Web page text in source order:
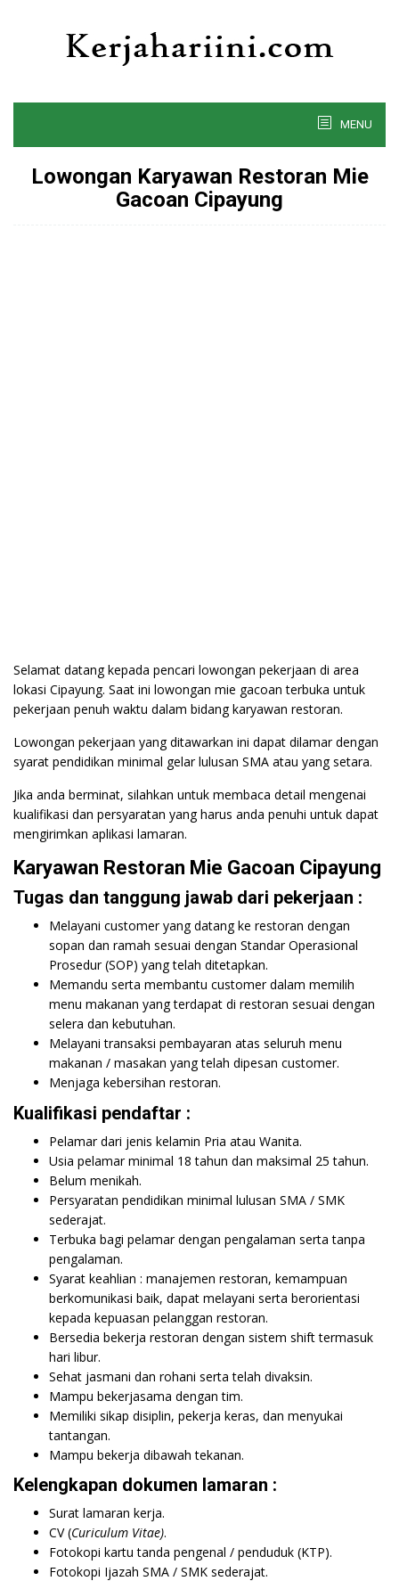
MENU
Lowongan Karyawan Restoran Mie
Gacoan Cipayung
Selamat datang kepada pencari lowongan pekerjaan di area
lokasi Cipayung. Saat ini lowongan mie gacoan terbuka untuk
pekerjaan penuh waktu dalam bidang karyawan restoran.
Lowongan pekerjaan yang ditawarkan ini dapat dilamar dengan
syarat pendidikan minimal gelar lulusan SMA atau yang setara.
Jika anda berminat, silahkan untuk membaca detail mengenai
kualifikasi dan persyaratan yang harus anda penuhi untuk dapat
mengirimkan aplikasi lamaran.
Karyawan Restoran Mie Gacoan Cipayung
Tugas dan tanggung jawab dari pekerjaan :
Melayani customer yang datang ke restoran dengan
sopan dan ramah sesuai dengan Standar Operasional
Prosedur (SOP) yang telah ditetapkan.
Memandu serta membantu customer dalam memilih
menu makanan yang terdapat di restoran sesuai dengan
selera dan kebutuhan.
Melayani transaksi pembayaran atas seluruh menu
makanan / masakan yang telah dipesan customer.
Menjaga kebersihan restoran.
Kualifikasi pendaftar :
Pelamar dari jenis kelamin Pria atau Wanita.
Usia pelamar minimal 18 tahun dan maksimal 25 tahun.
Belum menikah.
Persyaratan pendidikan minimal lulusan SMA / SMK
sederajat.
Terbuka bagi pelamar dengan pengalaman serta tanpa
pengalaman.
Syarat keahlian : manajemen restoran, kemampuan
berkomunikasi baik, dapat melayani serta berorientasi
kepada kepuasan pelanggan restoran.
Bersedia bekerja restoran dengan sistem shift termasuk
hari libur.
Sehat jasmani dan rohani serta telah divaksin.
Mampu bekerjasama dengan tim.
Memiliki sikap disiplin, pekerja keras, dan menyukai
tantangan.
Mampu bekerja dibawah tekanan.
Kelengkapan dokumen lamaran :
Surat lamaran kerja.
CV (Curiculum Vitae).
Fotokopi kartu tanda pengenal / penduduk (KTP).
Fotokopi Ijazah SMA / SMK sederajat.